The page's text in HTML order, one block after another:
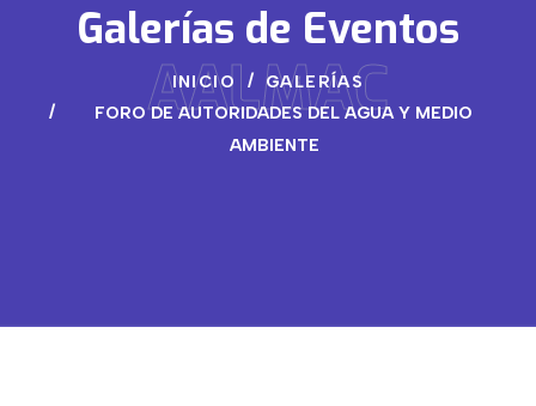
Galerías de Eventos
AALMAC
INICIO
GALERÍAS
FORO DE AUTORIDADES DEL AGUA Y MEDIO
AMBIENTE